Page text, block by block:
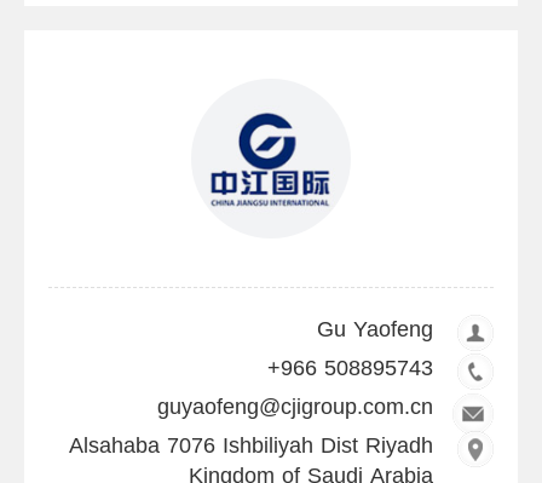
Gu Yaofeng
+966 508895743
guyaofeng@cjigroup.com.cn
Alsahaba 7076 Ishbiliyah Dist Riyadh